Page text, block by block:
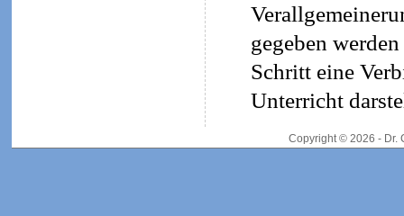
gegeben
Schritt eine
Unterricht
Copyright © 2026 - Dr.